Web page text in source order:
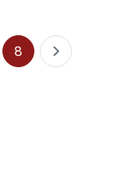
8